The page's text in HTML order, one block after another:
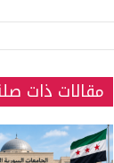
مقالات ذات